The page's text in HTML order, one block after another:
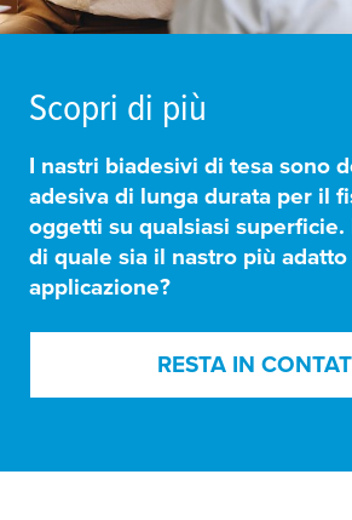
Scopri di più
I nastri biadesivi di tesa sono
adesiva di lunga durata per il
oggetti su qualsiasi superficie.
di quale sia il nastro più adatto
applicazione?
RESTA IN